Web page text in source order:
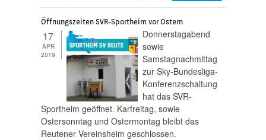
Öffnungszeiten SVR-Sportheim vor Ostern
17
APR
2019
Donnerstagabend
sowie
Samstagnachmittag
zur Sky-Bundesliga-
Konferenzschaltung
hat das SVR-
Sportheim geöffnet. Karfreitag, sowie
Ostersonntag und Ostermontag bleibt das
Reutener Vereinsheim geschlossen.